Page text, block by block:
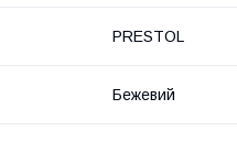
PRESTOL
Бежевий